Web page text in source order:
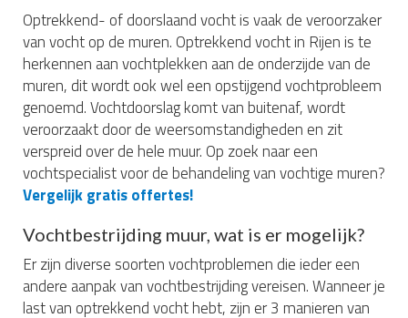
Optrekkend- of doorslaand vocht is vaak de veroorzaker
van vocht op de muren. Optrekkend vocht in Rijen is te
herkennen aan vochtplekken aan de onderzijde van de
muren, dit wordt ook wel een opstijgend vochtprobleem
genoemd. Vochtdoorslag komt van buitenaf, wordt
veroorzaakt door de weersomstandigheden en zit
verspreid over de hele muur. Op zoek naar een
vochtspecialist voor de behandeling van vochtige muren?
Vergelijk gratis offertes!
Vochtbestrijding muur, wat is er mogelijk?
Er zijn diverse soorten vochtproblemen die ieder een
andere aanpak van vochtbestrijding vereisen. Wanneer je
last van optrekkend vocht hebt, zijn er 3 manieren van